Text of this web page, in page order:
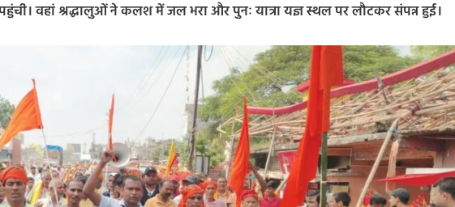
वहां श्रद्धालुओं ने कलश में जल भरा और पुनः यात्रा यज्ञ स्थल पर लौटकर संपन्न हुई।